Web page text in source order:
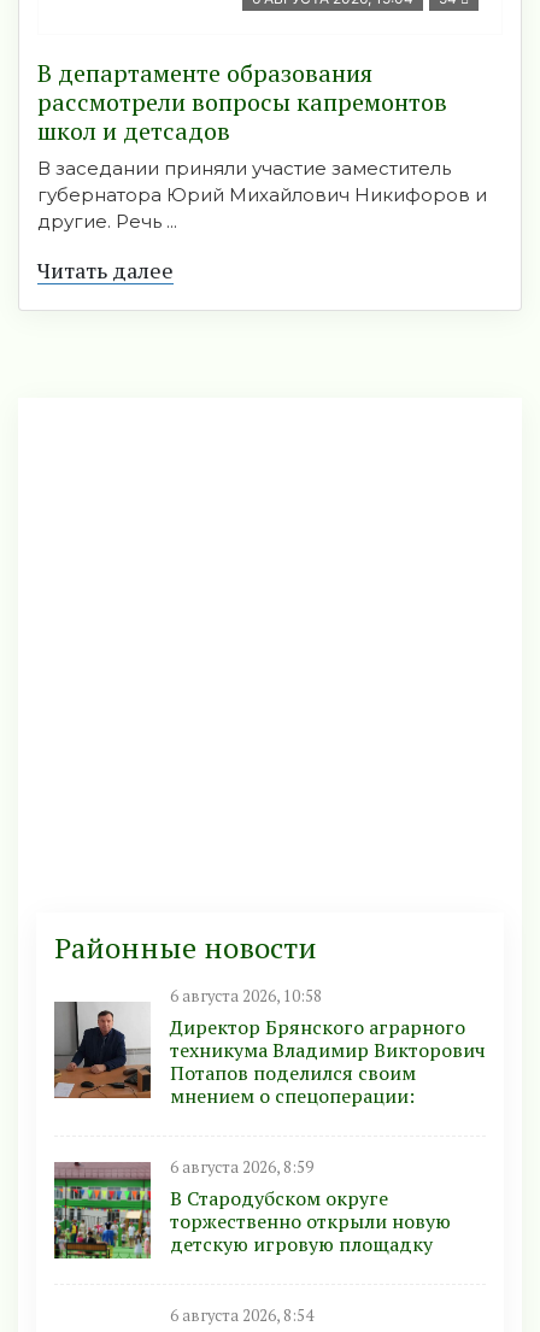
В департаменте образования
рассмотрели вопросы капремонтов
школ и детсадов
В заседании приняли участие заместитель
губернатора Юрий Михайлович Никифоров и
другие. Речь ...
Читать далее
Районные новости
6 августа 2026, 10:58
Директор Брянского аграрного
техникума Владимир Викторович
Потапов поделился своим
мнением о спецоперации:
6 августа 2026, 8:59
В Стародубском округе
торжественно открыли новую
детскую игровую площадку
6 августа 2026, 8:54